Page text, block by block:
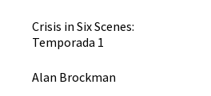
Crisis in Six Scenes:
Temporada 1
Alan Brockman